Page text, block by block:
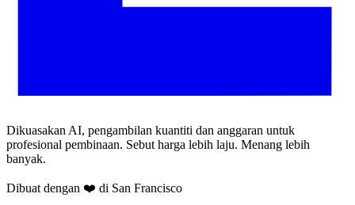
Dikuasakan AI, pengambilan kuantiti dan anggaran untuk
profesional pembinaan. Sebut harga lebih laju. Menang lebih
banyak.
Dibuat dengan ❤️ di San Francisco